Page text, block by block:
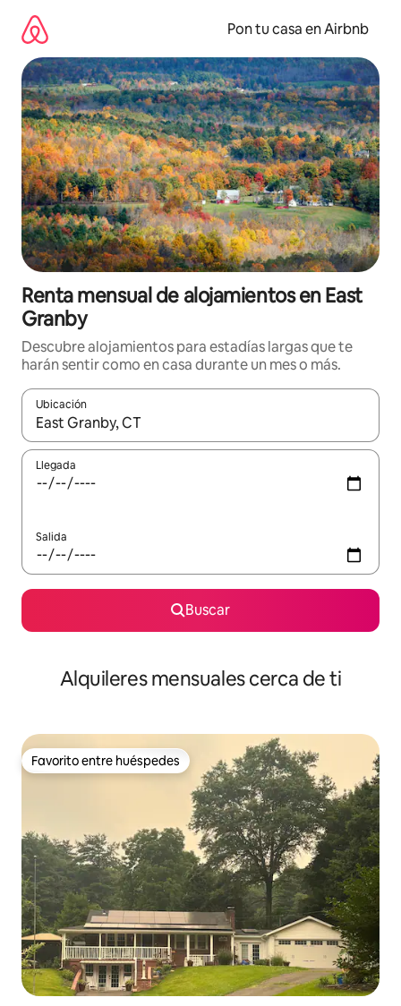
contenido
Pon tu casa en Airbnb
Renta mensual de alojamientos en East
Granby
Descubre alojamientos para estadías largas que te
harán sentir como en casa durante un mes o más.
Ubicación
Cuando los resultados estén disponibles, navega con las
Llegada
Salida
Buscar
Alquileres mensuales cerca de ti
Favorito entre huéspedes
Favorito entre huéspedes